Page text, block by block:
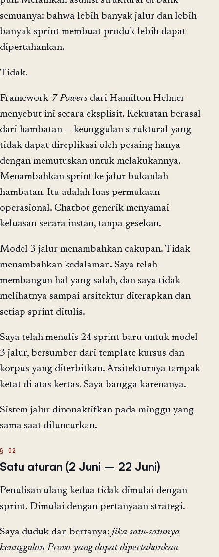
semuanya: bahwa lebih banyak jalur dan lebih
banyak sprint membuat produk lebih dapat
dipertahankan.
Tidak.
Framework 7 Powers dari Hamilton Helmer
menyebut ini secara eksplisit. Kekuatan berasal
dari hambatan — keunggulan struktural yang
tidak dapat direplikasi oleh pesaing hanya
dengan memutuskan untuk melakukannya.
Menambahkan sprint ke jalur bukanlah
hambatan. Itu adalah luas permukaan
operasional. Chatbot generik menyamai
keluasan secara instan, tanpa gesekan.
Model 3 jalur menambahkan cakupan. Tidak
menambahkan kedalaman. Saya telah
membangun hal yang salah, dan saya tidak
melihatnya sampai arsitektur diterapkan dan
setiap sprint ditulis.
Saya telah menulis 24 sprint baru untuk model
3 jalur, bersumber dari template kursus dan
korpus yang diterbitkan. Arsitekturnya tampak
ketat di atas kertas. Saya bangga karenanya.
Sistem jalur dinonaktifkan pada minggu yang
sama saat diluncurkan.
Satu aturan (2 Juni – 22 Juni)
Penulisan ulang kedua tidak dimulai dengan
sprint. Dimulai dengan pertanyaan strategi.
Saya duduk dan bertanya: jika satu-satunya
keunggulan Prova yang dapat dipertahankan